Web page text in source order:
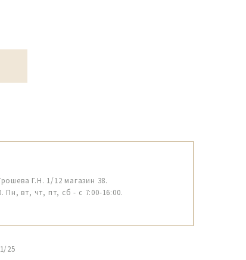
Г.Н. 1/12 магазин 38.
Пн, вт, чт, пт, сб - с 7:00-16:00.
25